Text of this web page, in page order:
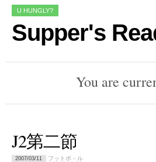
U HUNGLY?
Supper's
You are
J2第二節
2007/03/11 フットボ－ル